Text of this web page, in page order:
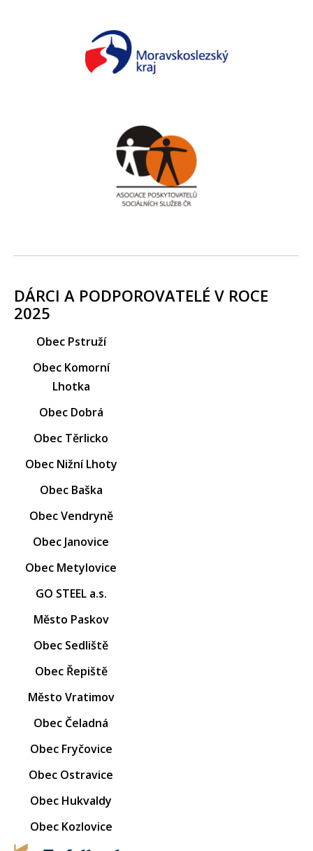
DÁRCI A PODPOROVATELÉ V ROCE
2025
Obec Pstruží
Obec Komorní
Lhotka
Obec Dobrá
Obec Těrlicko
Obec Nižní Lhoty
Obec Baška
Obec Vendryně
Obec Janovice
Obec Metylovice
GO STEEL a.s.
Město Paskov
Obec Sedliště
Obec Řepiště
Město Vratimov
Obec Čeladná
Obec Fryčovice
Obec Ostravice
Obec Hukvaldy
Obec Kozlovice